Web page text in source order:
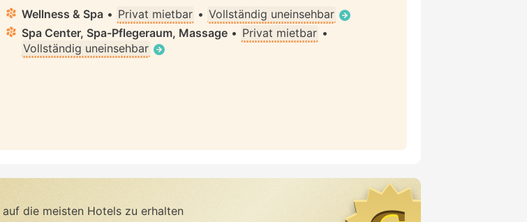
Wellness & Spa • Privat mietbar • Vollständig uneinsehbar
Spa Center, Spa-Pflegeraum, Massage • Privat mietbar •
Vollständig uneinsehbar
auf die meisten Hotels zu erhalten